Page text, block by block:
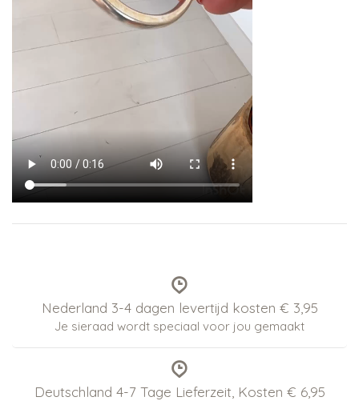
Nederland 3-4 dagen levertijd kosten € 3,95
Je sieraad wordt speciaal voor jou gemaakt
Deutschland 4-7 Tage Lieferzeit, Kosten € 6,95